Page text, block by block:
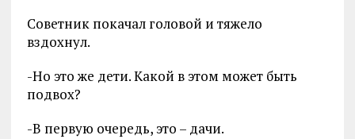
Советник покачал головой и тяжело
вздохнул.
-Но это же дети. Какой в этом может быть
подвох?
-В первую очередь, это – дачи.